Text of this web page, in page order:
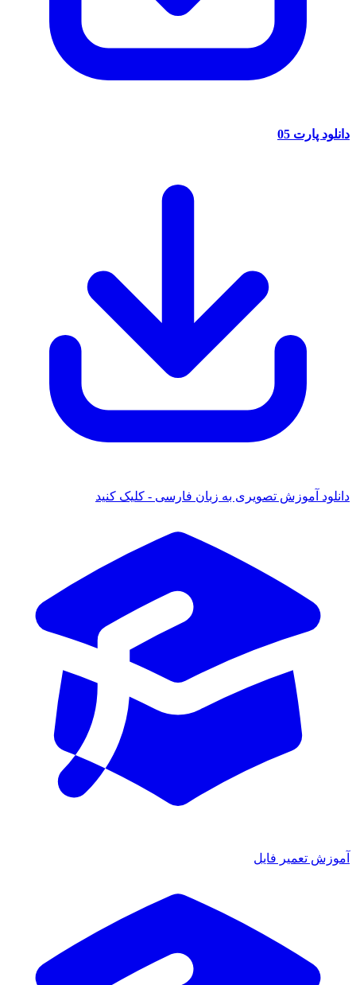
دانلود پارت 05
دانلود آموزش تصویری به زبان فارسی - کلیک کنید
آموزش تعمیر فایل